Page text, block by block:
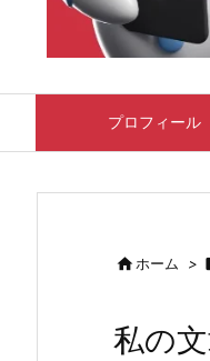
プロフィール
ホーム >
私の